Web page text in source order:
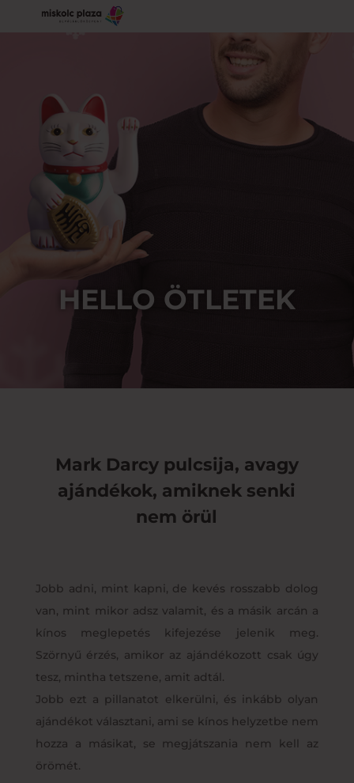
HELLO ÖTLETEK
Mark Darcy pulcsija, avagy
ajándékok, amiknek senki
nem örül
Jobb adni, mint kapni, de kevés rosszabb dolog
van, mint mikor adsz valamit, és a másik arcán a
kínos meglepetés kifejezése jelenik meg.
Szörnyű érzés, amikor az ajándékozott csak úgy
tesz, mintha tetszene, amit adtál.
Jobb ezt a pillanatot elkerülni, és inkább olyan
ajándékot választani, ami se kínos helyzetbe nem
hozza a másikat, se megjátszania nem kell az
örömét.